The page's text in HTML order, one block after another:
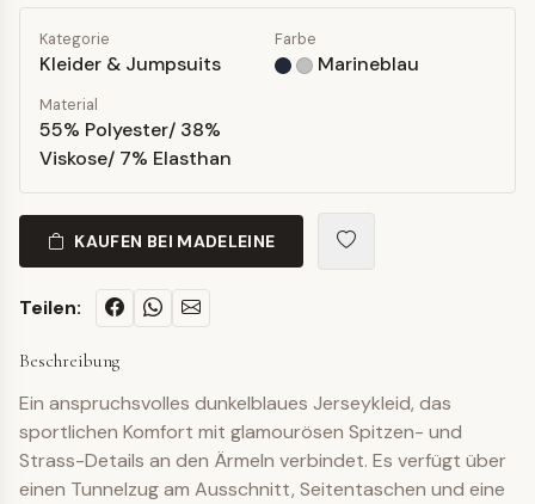
Kategorie
Kleider & Jumpsuits
Farbe
Marineblau
Material
55% Polyester/ 38%
Viskose/ 7% Elasthan
KAUFEN BEI MADELEINE
Teilen:
Beschreibung
Ein anspruchsvolles dunkelblaues Jerseykleid, das
sportlichen Komfort mit glamourösen Spitzen- und
Strass-Details an den Ärmeln verbindet. Es verfügt über
einen Tunnelzug am Ausschnitt, Seitentaschen und eine